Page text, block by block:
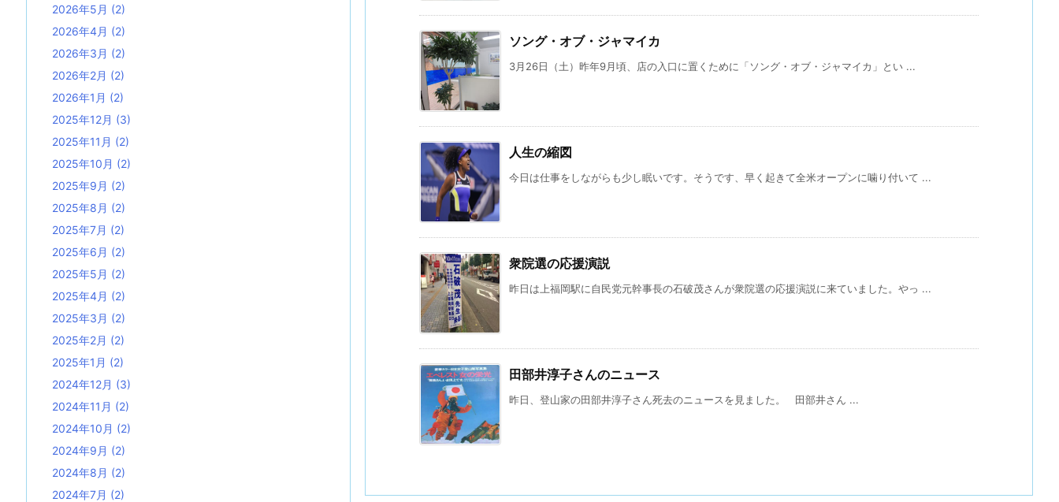
ソング・オブ・ジャマイカ
3月26日（土）昨年9月頃、店の入口に置くために「ソング・オブ・ジャマイカ」とい ...
人生の縮図
今日は仕事をしながらも少し眠いです。そうです、早く起きて全米オープンに噛り付いて ...
衆院選の応援演説
昨日は上福岡駅に自民党元幹事長の石破茂さんが衆院選の応援演説に来ていました。やっ ...
田部井淳子さんのニュース
昨日、登山家の田部井淳子さん死去のニュースを見ました。 田部井さん ...
2026年5月 (2)
2026年4月 (2)
2026年3月 (2)
2026年2月 (2)
2026年1月 (2)
2025年12月 (3)
2025年11月 (2)
2025年10月 (2)
2025年9月 (2)
2025年8月 (2)
2025年7月 (2)
2025年6月 (2)
2025年5月 (2)
2025年4月 (2)
2025年3月 (2)
2025年2月 (2)
2025年1月 (2)
2024年12月 (3)
2024年11月 (2)
2024年10月 (2)
2024年9月 (2)
2024年8月 (2)
2024年7月 (2)